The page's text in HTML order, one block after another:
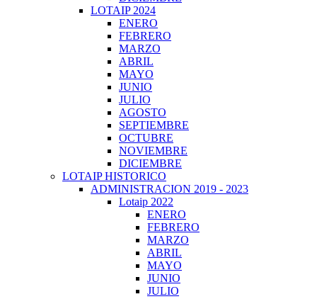
LOTAIP 2024
ENERO
FEBRERO
MARZO
ABRIL
MAYO
JUNIO
JULIO
AGOSTO
SEPTIEMBRE
OCTUBRE
NOVIEMBRE
DICIEMBRE
LOTAIP HISTORICO
ADMINISTRACION 2019 - 2023
Lotaip 2022
ENERO
FEBRERO
MARZO
ABRIL
MAYO
JUNIO
JULIO